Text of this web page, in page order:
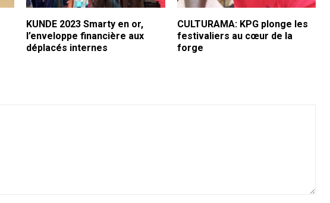
KUNDE 2023 Smarty en or,
l’enveloppe financière aux
déplacés internes
CULTURAMA: KPG plonge les
festivaliers au cœur de la
forge